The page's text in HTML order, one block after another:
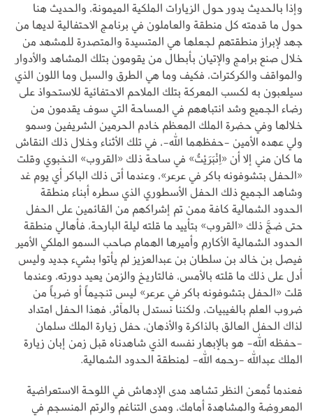
وإذا بالحديث يدور حول الزيارات الملكية الميمونة، والحديث هنا
حول ما قدمته كل منطقة والعاملون في برنامج الاحتفالية لديها من
جهد لإبراز منطقتهم لجعلها هي المتسيدة والمتصدرة للمشهد من
خلال صنع برامج والإتيان بأبطال من يقومون بتلك المشاهد والأدوار
والمواقف والكركترات، فكيف وما هي الطرق والسبل وما اللون الذي
سيلعبون به لكسب المعركة بتلك الملاحم الاحتفائية للاستحواذ على
رضاء الجميع وشد انتباههم في المساحة التي سوف يقدمون من
خلالها وفي حضرة الملك المعظم خادم الحرمين الشريفين وسمو
ولي عهده الأمين -حفظهما الله-، في تلك الأثناء وخلال ذلك النقاش
ما كان مني إلا أن «اِنْبَرَيْتُ» في ساحة ذلك «القروب» النخبوي وقلت
«الحفل بتشوفونه باكر في عرعر»، وعندما أتى ذلك الباكر أي يوم غد
وشاهد الجميع ذلك الحفل الأسطوري الذي سطره أبناء منطقة
الحدود الشمالية كافة ممن تم إشراكهم من القائمين على الحفل
حتى ضجَّ ذلك «القروب» بتأييد ما قلته ليلة البارحة، فأهالي منطقة
الحدود الشمالية الأكارم وأميرها الهمام صاحب السمو الملكي الأمير
فيصل بن خالد بن سلطان بن عبدالعزيز لم يأتوا بشيء جديد وليس
أدل على ذلك ما قلته بالأمس، فالتاريخ والزمن يعيد دورته، وعندما
قلت «الحفل بتشوفونه باكر في عرعر» ليس تنجيماً أو ضرباً من
ضروب العلم بالغيبيات، ولكننا نستدل بالمآثر، فهذا الحفل امتداد
لذاك الحفل العالق بالذاكرة والأذهان، حفل زيارة الملك سلمان
-حفظه الله- هو بالإبهار نفسه الذي شاهدناه قبل زمن إبان زيارة
الملك عبدالله -رحمه الله- لمنطقة الحدود الشمالية.
فعندما تُمعن النظر تشاهد مدى الإدهاش في اللوحة الاستعراضية
المعروضة والمشاهدة أمامك، ومدى التناغم والرتم المنسجم في